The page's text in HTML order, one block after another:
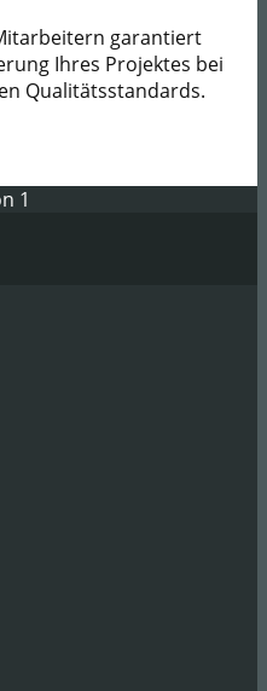
garantiert
Ihres Projektes bei
Qualitätsstandards.